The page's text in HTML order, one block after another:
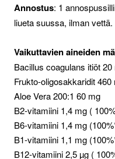
Annostus: 1
liueta suussa, ilman vettä.
Vaikuttavien aineiden
Bacillus coagulans itiöt 20
Frukto-oligosakkaridit 460
Aloe Vera 200:1 60 mg
B2-vitamiini 1,4 mg (
B6-vitamiini 1,4 mg
B1-vitamiini 1,1 mg
B12-vitamiini 2,5 µg (